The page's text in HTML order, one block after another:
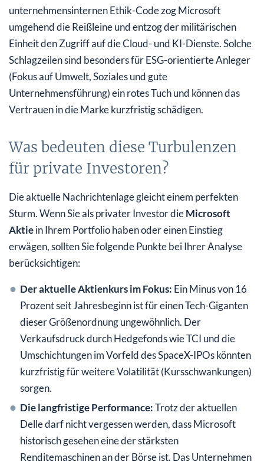
unternehmensinternen Ethik-Code zog Microsoft
umgehend die Reißleine und entzog der militärischen
Einheit den Zugriff auf die Cloud- und KI-Dienste. Solche
Schlagzeilen sind besonders für ESG-orientierte Anleger
(Fokus auf Umwelt, Soziales und gute
Unternehmensführung) ein rotes Tuch und können das
Vertrauen in die Marke kurzfristig schädigen.
Was bedeuten diese Turbulenzen
für private Investoren?
Die aktuelle Nachrichtenlage gleicht einem perfekten
Sturm. Wenn Sie als privater Investor dieMicrosoft
Aktiein Ihrem Portfolio haben oder einen Einstieg
erwägen, sollten Sie folgende Punkte bei Ihrer Analyse
berücksichtigen:
Der aktuelle Aktienkurs im Fokus: Ein Minus von 16
Prozent seit Jahresbeginn ist für einen Tech-Giganten
dieser Größenordnung ungewöhnlich. Der
Verkaufsdruck durch Hedgefonds wie TCI und die
Umschichtungen im Vorfeld des SpaceX-IPOs könnten
kurzfristig für weitere Volatilität (Kursschwankungen)
sorgen.
Die langfristige Performance:Trotz der aktuellen
Delle darf nicht vergessen werden, dass Microsoft
historisch gesehen eine der stärksten
Renditemaschinen an der Börse ist. Das Unternehmen